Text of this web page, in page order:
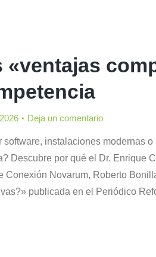
«ventajas
Deja un comentario
software, instalaciones modernas
Descubre por qué el Dr. Enrique
Conexión Novarum, Roberto
publicada en el Periódico